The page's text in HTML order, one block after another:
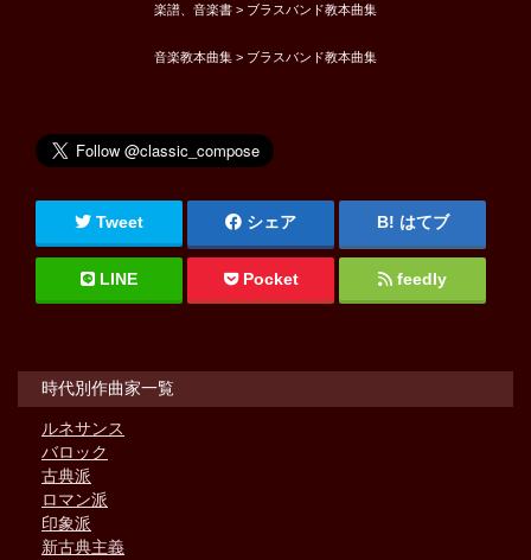
楽譜、音楽書 > ブラスバンド教本曲集
音楽教本曲集 > ブラスバンド教本曲集
Tweet シェア はてブ
LINE Pocket feedly
時代別作曲家一覧
ルネサンス
バロック
古典派
ロマン派
印象派
新古典主義